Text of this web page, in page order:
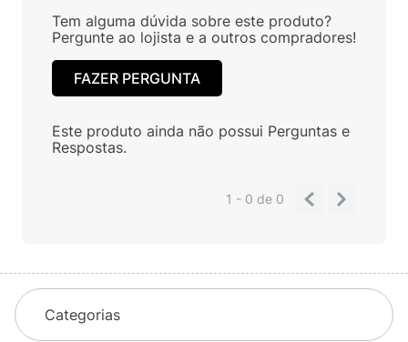
Tem alguma dúvida sobre este produto?
Pergunte ao lojista e a outros compradores!
FAZER PERGUNTA
Este produto ainda não possui Perguntas e
Respostas.
1 - 0de 0
Categorias